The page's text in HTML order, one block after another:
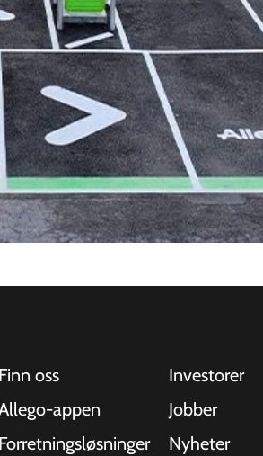
Finn oss
appen
Forretningsløsninger
Investorer
Jobber
Nyheter